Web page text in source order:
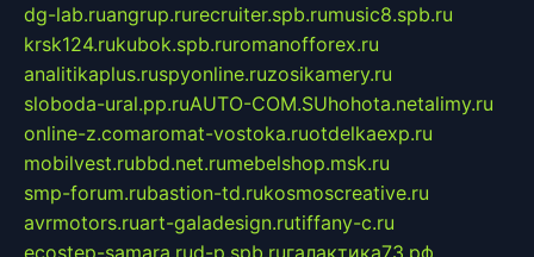
dg-lab.ruangrup.rurecruiter.spb.rumusic8.spb.ru
krsk124.rukubok.spb.ruromanofforex.ru
analitikaplus.ruspyonline.ruzosikamery.ru
sloboda-ural.pp.ruAUTO-COM.SUhohota.netalimy.ru
online-z.comaromat-vostoka.ruotdelkaexp.ru
mobilvest.rubbd.net.rumebelshop.msk.ru
smp-forum.rubastion-td.rukosmoscreative.ru
avrmotors.ruart-galadesign.rutiffany-c.ru
ecostep-samara.rud-p.spb.ruгалактика73.рф